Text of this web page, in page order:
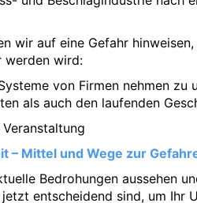
wir auf eine Gefahr
werden wird:
von Firmen nehmen zu
als auch den laufenden
– Mittel und Wege zur
Bedrohungen aussehen
entscheidend sind, um Ihr